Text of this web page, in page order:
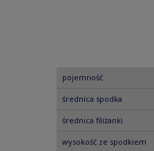
pojemność
średnica spodka
średnica filiżanki
wysokość ze spodkiem